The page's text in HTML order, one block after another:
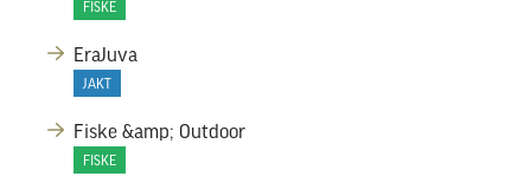
FISKE
EraJuva
JAKT
Fiske &amp; Outdoor
FISKE